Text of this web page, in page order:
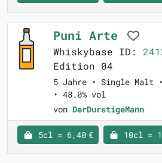
Puni Arte
Whiskybase ID:
Edition 04
5 Jahre • Single Malt
• 48.0% vol
von DerDurstigeMann
5cl = 6,40 € 10cl =